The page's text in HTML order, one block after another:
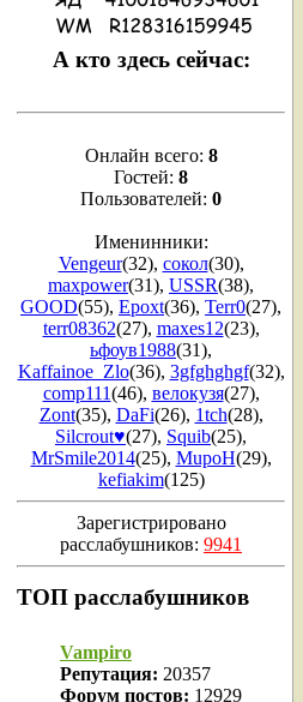
А кто здесь сейчас:
Онлайн всего: 8
Гостей: 8
Пользователей: 0
Именинники:
Vengeur(32), сокол(30),
maxpower(31), USSR(38),
GOOD(55), Epoxt(36), Terr0(27),
terr08362(27), maxes12(23),
ьфоув1988(31),
Kaffainoe_Zlo(36), 3gfghghgf(32),
comp111(46), велокузя(27),
Zont(35), DaFi(26), 1tch(28),
Silcrout♥(27), Squib(25),
MrSmile2014(25), MupoH(29),
kefiakim(125)
Зарегистрировано
расслабушников: 9941
ТОП расслабушников
Vampiro
Репутация: 20357
Форум постов: 12929